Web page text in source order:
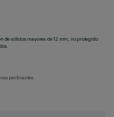
de sólidos mayores de 12 mm, no protegido
pertinentes.